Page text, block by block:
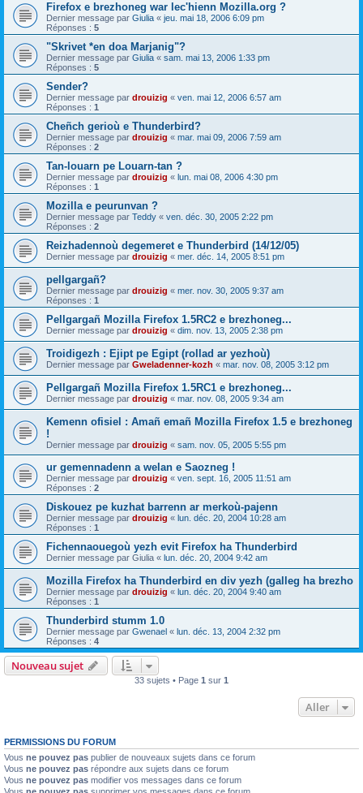
Firefox e brezhoneg war lec'hienn Mozilla.org ?
Dernier message par Giulia « jeu. mai 18, 2006 6:09 pm
Réponses : 5
"Skrivet *en doa Marjanig"?
Dernier message par Giulia « sam. mai 13, 2006 1:33 pm
Réponses : 5
Sender?
Dernier message par drouizig « ven. mai 12, 2006 6:57 am
Réponses : 1
Cheñch gerioù e Thunderbird?
Dernier message par drouizig « mar. mai 09, 2006 7:59 am
Réponses : 2
Tan-louarn pe Louarn-tan ?
Dernier message par drouizig « lun. mai 08, 2006 4:30 pm
Réponses : 1
Mozilla e peurunvan ?
Dernier message par Teddy « ven. déc. 30, 2005 2:22 pm
Réponses : 2
Reizhadennoù degemeret e Thunderbird (14/12/05)
Dernier message par drouizig « mer. déc. 14, 2005 8:51 pm
pellgargañ?
Dernier message par drouizig « mer. nov. 30, 2005 9:37 am
Réponses : 1
Pellgargañ Mozilla Firefox 1.5RC2 e brezhoneg...
Dernier message par drouizig « dim. nov. 13, 2005 2:38 pm
Troidigezh : Ejipt pe Egipt (rollad ar yezhoù)
Dernier message par Gweladenner-kozh « mar. nov. 08, 2005 3:12 pm
Pellgargañ Mozilla Firefox 1.5RC1 e brezhoneg...
Dernier message par drouizig « mar. nov. 08, 2005 9:34 am
Kemenn ofisiel : Amañ emañ Mozilla Firefox 1.5 e brezhoneg
!
Dernier message par drouizig « sam. nov. 05, 2005 5:55 pm
ur gemennadenn a welan e Saozneg !
Dernier message par drouizig « ven. sept. 16, 2005 11:51 am
Réponses : 2
Diskouez pe kuzhat barrenn ar merkoù-pajenn
Dernier message par drouizig « lun. déc. 20, 2004 10:28 am
Réponses : 1
Fichennaouegoù yezh evit Firefox ha Thunderbird
Dernier message par Giulia « lun. déc. 20, 2004 9:42 am
Mozilla Firefox ha Thunderbird en div yezh (galleg ha brezho
Dernier message par drouizig « lun. déc. 20, 2004 9:40 am
Réponses : 1
Thunderbird stumm 1.0
Dernier message par Gwenael « lun. déc. 13, 2004 2:32 pm
Réponses : 4
Nouveau sujet
33 sujets • Page 1 sur 1
Aller
PERMISSIONS DU FORUM
Vous ne pouvez pas publier de nouveaux sujets dans ce forum
Vous ne pouvez pas répondre aux sujets dans ce forum
Vous ne pouvez pas modifier vos messages dans ce forum